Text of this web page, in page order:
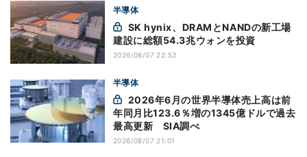
半導体
建設に総額54.3兆ウォンを投資
2026/08/07 22:53
半導体
年同月比123.6％増の1345億ドルで過去
最高更新 SIA調べ
2026/08/07 21:01